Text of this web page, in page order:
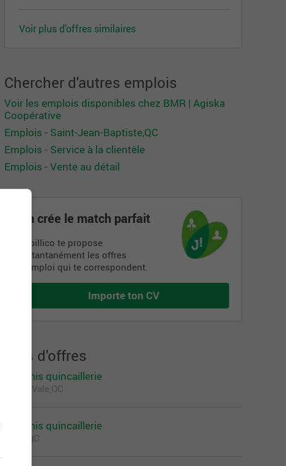
Voir plus d'offres similaires
Chercher d'autres emplois
Voir les emplois disponibles chez BMR | Agiska
Coopérative
Emplois - Saint-Jean-Baptiste,QC
Emplois - Service à la clientèle
Emplois - Vente au détail
On crée le match parfait
Jobillico te propose
instantanément les offres
d’emploi qui te correspondent.
Importe ton CV
Plus d'offres
Commis quincaillerie
Acton Vale,QC
Commis quincaillerie
Alma,QC